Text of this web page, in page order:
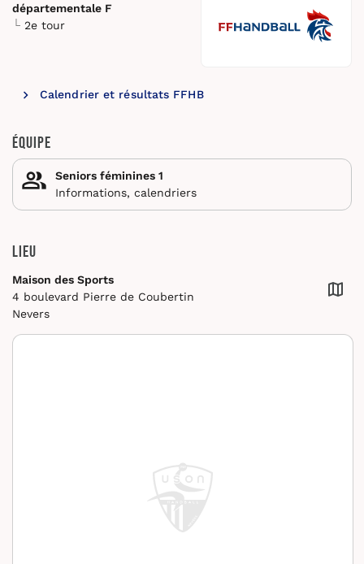
départementale F
2e tour
Calendrier et résultats FFHB
Équipe
Seniors féminines 1
Informations, calendriers
Lieu
Maison des Sports
4 boulevard Pierre de Coubertin
Nevers